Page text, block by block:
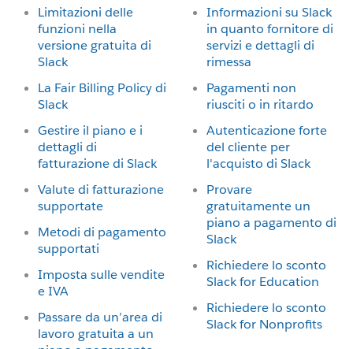
Limitazioni delle
funzioni nella
versione gratuita di
Slack
La Fair Billing Policy di
Slack
Gestire il piano e i
dettagli di
fatturazione di Slack
Valute di fatturazione
supportate
Metodi di pagamento
supportati
Imposta sulle vendite
e IVA
Passare da un’area di
lavoro gratuita a un
Informazioni su Slack
in quanto fornitore di
servizi e dettagli di
rimessa
Pagamenti non
riusciti o in ritardo
Autenticazione forte
del cliente per
l'acquisto di Slack
Provare
gratuitamente un
piano a pagamento di
Slack
Richiedere lo sconto
Slack for Education
Richiedere lo sconto
Slack for Nonprofits